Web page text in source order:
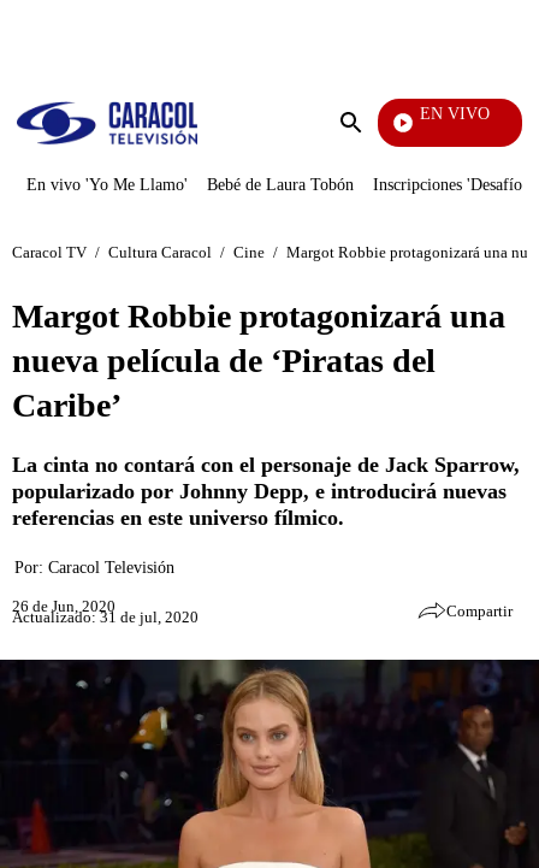
Enviar
EN VIVO
Noticias Caracol
En vivo 'Yo Me Llamo' Bebé de Laura Tobón Inscripciones 'Desafío'
Caracol TV / Cultura Caracol / Cine / Margot Robbie protagonizará una
Margot Robbie protagonizará una
nueva película de ‘Piratas del
Caribe’
La cinta no contará con el personaje de Jack Sparrow,
popularizado por Johnny Depp, e introducirá nuevas
referencias en este universo fílmico.
Por: Caracol Televisión
26 de Jun, 2020
Actualizado: 31 de jul, 2020 Compartir